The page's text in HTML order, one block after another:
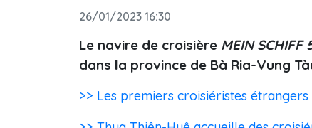
26/01/2023 16:30
Le navire de croisière MEIN SCHIFF
dans la province de Bà Ria-Vung
>> Les premiers croisiéristes